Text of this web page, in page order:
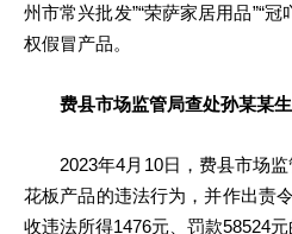
州市常兴批发”“荣萨家居用品”“
权假冒产品。
费县市场监管局查处孙某某生
2023年4月10日，费县市场监
花板产品的违法行为，并作出责
收违法所得1476元、罚款58524元